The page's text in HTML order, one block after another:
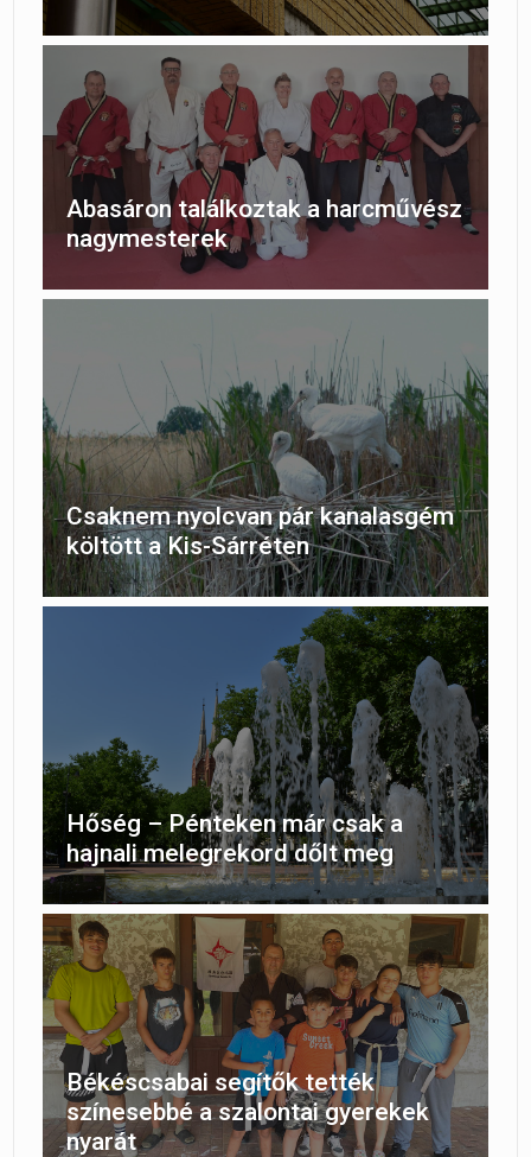
Abasáron találkoztak a harcművész
nagymesterek
Csaknem nyolcvan pár kanalasgém
költött a Kis-Sárréten
Hőség – Pénteken már csak a
hajnali melegrekord dőlt meg
Békéscsabai segítők tették
színesebbé a szalontai gyerekek
nyarát